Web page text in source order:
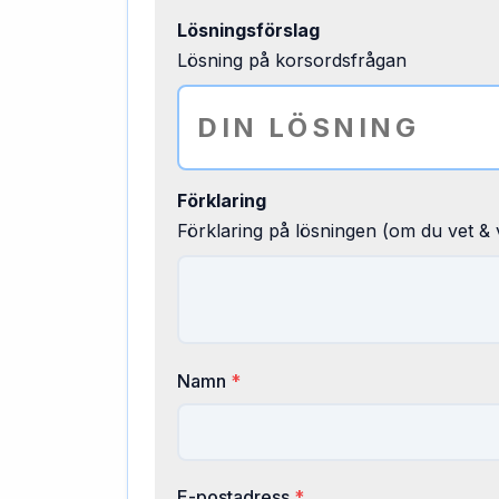
Lösningsförslag
Lösning på korsordsfrågan
Förklaring
Förklaring på lösningen (om du vet &
Namn *